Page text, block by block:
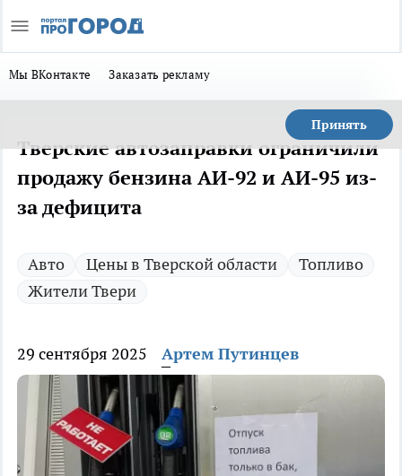
Мы ВКонтакте Заказать рекламу
Принять
Тверские автозаправки ограничили
продажу бензина АИ-92 и АИ-95 из-
за дефицита
Авто Цены в Тверской области
Топливо
Жители Твери
29 сентября 2025 Артем Путинцев